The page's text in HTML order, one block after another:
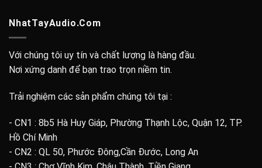
NhatTayAudio.Com
Với chúng tôi uy tín và chất lượng là hàng đầu.
Nơi xứng danh để bạn trao trọn niềm tin.
Trải nghiệm các sản phẩm chúng tôi tại :
- CN1 : 8b5 Hà Huy Giáp, Phường Thạnh Lộc, Quận 12, TP.
Hồ Chí Minh
- CN2 : QL 50, Phước Đông,Cần Đước, Long An